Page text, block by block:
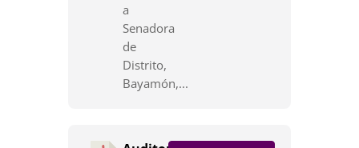
a
Senadora
de
Distrito,
Bayamón,...